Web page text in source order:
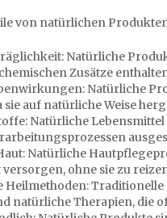
von natürlichen
Natürliche
Zusätze
Natürliche
sie auf natürliche Weise
Natürliche
Natürliche
ohne sie zu
natürliche Therapien, die